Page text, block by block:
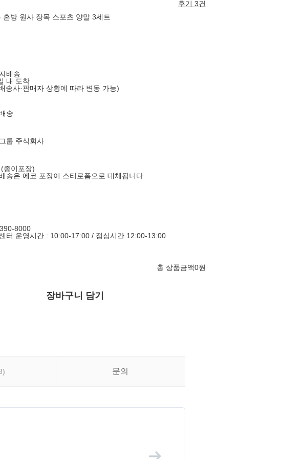
후기 3건
방 원사 장목 스포츠 양말 3세트
배송
내 도착
송사·판매자 상황에 따라 변동 가능)
송
룹 주식회사
종이포장)
송은 에코 포장이 스티로폼으로 대체됩니다.
8000
터 운영시간 : 10:00-17:00 / 점심시간 12:00-13:00
총 상품금액0원
장바구니 담기
) 문의